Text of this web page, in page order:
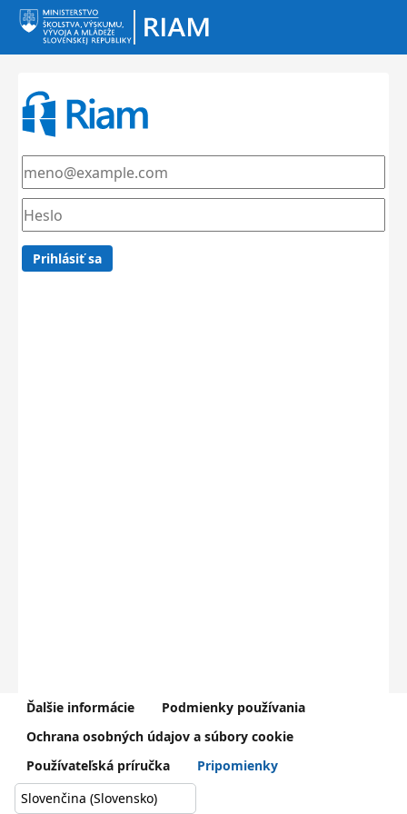
Prihlásiť sa
V prípade problémov kontaktujte Centrum podpory používateľov
dátového centra rezortu školstva (0800 138 033,
helpdesk@iedu.sk
Ďalšie informácie
Podmienky používania
Ochrana osobných údajov a súbory cookie
Používateľská príručka
Pripomienky